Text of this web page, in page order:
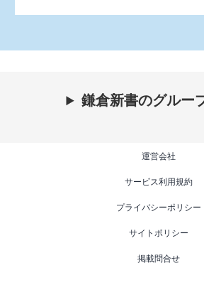
鎌倉新書のグルー
運営会社
サービス利用規約
プライバシーポリシー
サイトポリシー
掲載問合せ